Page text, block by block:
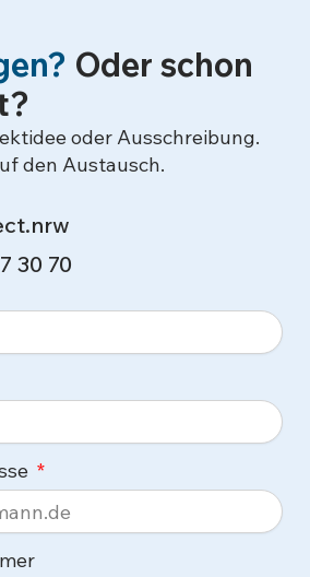
Oder schon
oder Ausschreibung.
den Austausch.
30 70